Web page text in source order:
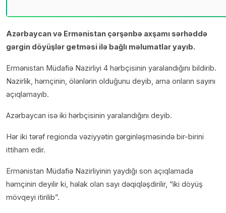
Azərbaycan və Ermənistan çərşənbə axşamı sərhəddə
gərgin döyüşlər getməsi ilə bağlı məlumatlar yayıb.
Ermənistan Müdafiə Nazirliyi 4 hərbçisinin yaralandığını bildirib.
Nazirlik, həmçinin, ölənlərin olduğunu deyib, ama onların sayını
açıqlamayıb.
Azərbaycan isə iki hərbçisinin yaralandığını deyib.
Hər iki tərəf regionda vəziyyətin gərginləşməsində bir-birini
ittiham edir.
Ermənistan Müdafiə Nazirliyinin yaydığı son açıqlamada
həmçinin deyilir ki, həlak olan sayı dəqiqləşdirilir, “iki döyüş
mövqeyi itirilib”.